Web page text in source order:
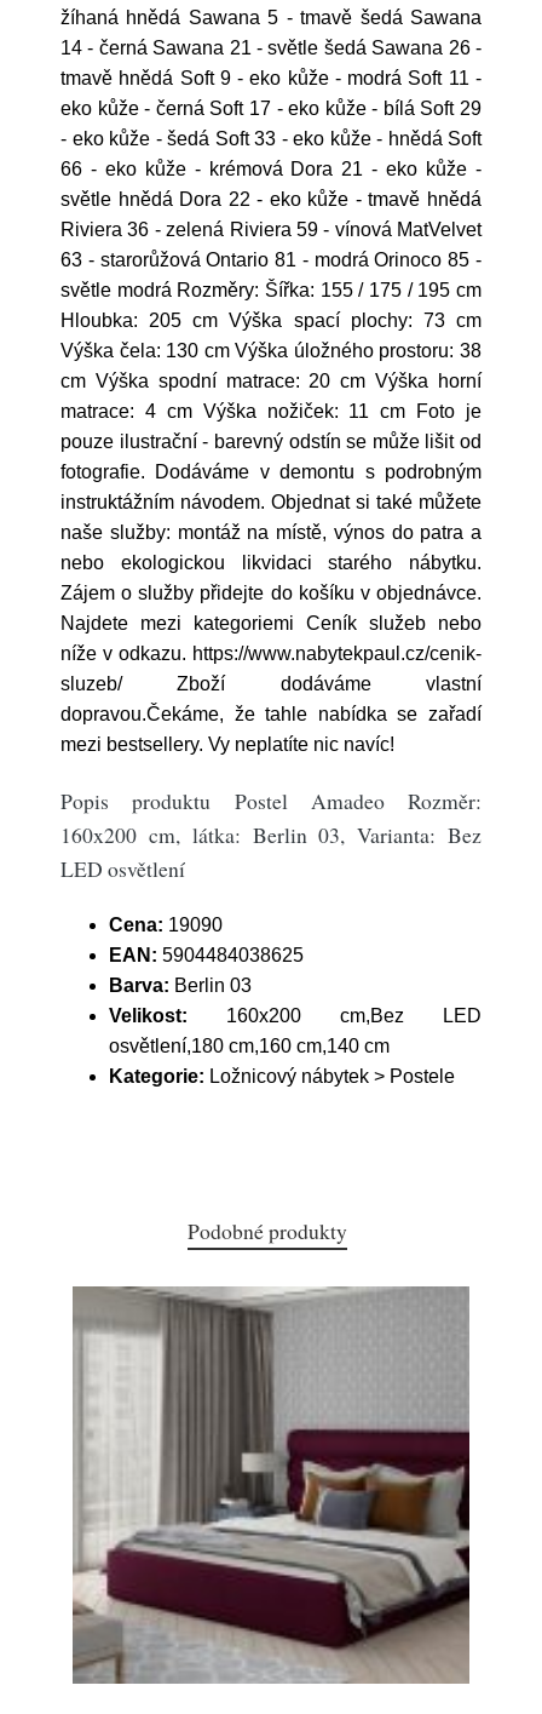
žíhaná hnědá Sawana 5 - tmavě šedá Sawana
14 - černá Sawana 21 - světle šedá Sawana 26 -
tmavě hnědá Soft 9 - eko kůže - modrá Soft 11 -
eko kůže - černá Soft 17 - eko kůže - bílá Soft 29
- eko kůže - šedá Soft 33 - eko kůže - hnědá Soft
66 - eko kůže - krémová Dora 21 - eko kůže -
světle hnědá Dora 22 - eko kůže - tmavě hnědá
Riviera 36 - zelená Riviera 59 - vínová MatVelvet
63 - starorůžová Ontario 81 - modrá Orinoco 85 -
světle modrá Rozměry: Šířka: 155 / 175 / 195 cm
Hloubka: 205 cm Výška spací plochy: 73 cm
Výška čela: 130 cm Výška úložného prostoru: 38
cm Výška spodní matrace: 20 cm Výška horní
matrace: 4 cm Výška nožiček: 11 cm Foto je
pouze ilustrační - barevný odstín se může lišit od
fotografie. Dodáváme v demontu s podrobným
instruktážním návodem. Objednat si také můžete
naše služby: montáž na místě, výnos do patra a
nebo ekologickou likvidaci starého nábytku.
Zájem o služby přidejte do košíku v objednávce.
Najdete mezi kategoriemi Ceník služeb nebo
níže v odkazu. https://www.nabytekpaul.cz/cenik-
sluzeb/ Zboží dodáváme vlastní
dopravou.Čekáme, že tahle nabídka se zařadí
mezi bestsellery. Vy neplatíte nic navíc!
Popis produktu Postel Amadeo Rozměr:
160x200 cm, látka: Berlin 03, Varianta: Bez
LED osvětlení
Cena: 19090
EAN: 5904484038625
Barva: Berlin 03
Velikost: 160x200 cm,Bez LED
osvětlení,180 cm,160 cm,140 cm
Kategorie: Ložnicový nábytek > Postele
Podobné produkty